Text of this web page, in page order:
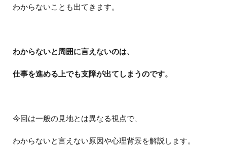
わからないことも出てきます。
わからないと周囲に言えないのは、
仕事を進める上でも支障が出てしまうのです。
今回は一般の見地とは異なる視点で、
わからないと言えない原因や心理背景を解説します。